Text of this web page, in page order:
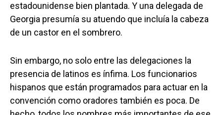
estadounidense bien plantada. Y una delegada de
Georgia presumía su atuendo que incluía la cabeza
de un castor en el sombrero.
Sin embargo, no solo entre las delegaciones la
presencia de latinos es ínfima. Los funcionarios
hispanos que están programados para actuar en la
convención como oradores también es poca. De